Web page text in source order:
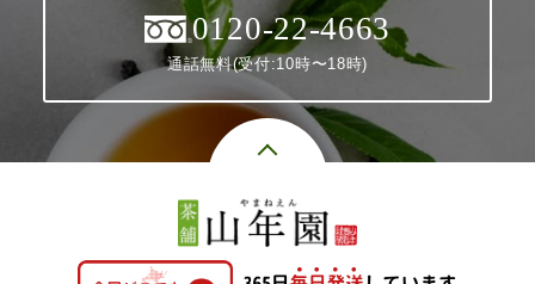
0120-22-4663
通話無料(受付:10時〜18時)